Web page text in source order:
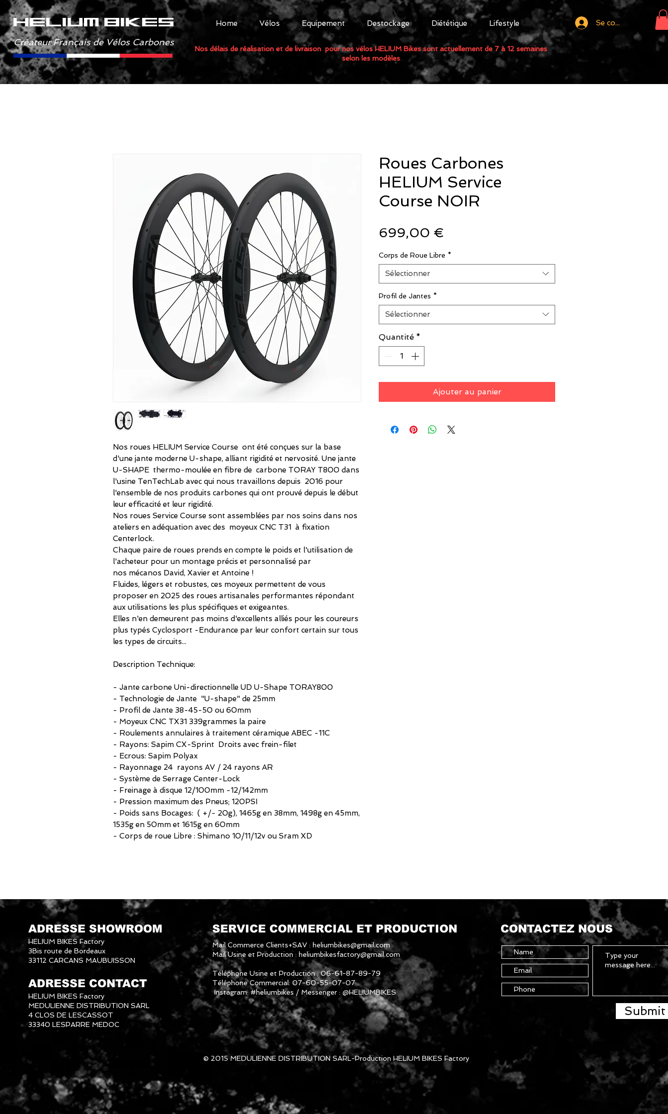
helium bikes Home Vélos Equipement Destockage Diététique Lifestyle
Créateur Français de Vélos Carbones
Nos délais de réalisation et de livraison pour nos vélos HELIUM Bikes sont actuellement de 7 à 12 semaines
selon les modèles
Se connecter
Nos roues HELIUM Service Course ont été conçues sur la base
d'une jante moderne U-shape, alliant rigidité et nervosité. Une jante
U-SHAPE thermo-moulée en fibre de carbone TORAY T800 dans
l'usine TenTechLab avec qui nous travaillons depuis 2016 pour
l'ensemble de nos produits carbones qui ont prouvé depuis le début
leur efficacité et leur rigidité.
Nos roues Service Course sont assemblées par nos soins dans nos
ateliers en adéquation avec des moyeux CNC T31 à fixation
Centerlock.
Chaque paire de roues prends en compte le poids et l'utilisation de
l'acheteur pour un montage précis et personnalisé par
nos mécanos David, Xavier et Antoine !
Fluides, légers et robustes, ces moyeux permettent de vous
proposer en 2025 des roues artisanales performantes répondant
aux utilisations les plus spécifiques et exigeantes.
Elles n'en demeurent pas moins d'excellents alliés pour les coureurs
plus typés Cyclosport -Endurance par leur confort certain sur tous
les types de circuits...
Description Technique:
- Jante carbone Uni-directionnelle UD U-Shape TORAY800
- Technologie de Jante "U-shape" de 25mm
- Profil de Jante 38-45-50 ou 60mm
- Moyeux CNC TX31 339grammes la paire
- Roulements annulaires à traitement céramique ABEC -11C
- Rayons: Sapim CX-Sprint Droits avec frein-filet
- Ecrous: Sapim Polyax
- Rayonnage 24 rayons AV / 24 rayons AR
- Système de Serrage Center-Lock
- Freinage à disque 12/100mm -12/142mm
- Pression maximum des Pneus; 120PSI
- Poids sans Bocages: ( +/- 20g), 1465g en 38mm, 1498g en 45mm,
1535g en 50mm et 1615g en 60mm
- Corps de roue Libre : Shimano 10/11/12v ou Sram XD
Roues Carbones
HELIUM Service
Course NOIR
699,00 €
Corps de Roue Libre *
Sélectionner
Profil de Jantes *
Sélectionner
Quantité *
Ajouter au panier
ADRESSE SHOWROOM
HELIUM BIKES Factory
3Bis route de Bordeaux
33112 CARCANS MAUBUISSON
ADRESSE CONTACT
HELIUM BIKES Factory
MEDULIENNE DISTRIBUTION SARL
4 CLOS DE LESCASSOT
33340 LESPARRE MEDOC
SERVICE COMMERCIAL ET PRODUCTION
Mail Commerce Clients+SAV : heliumbikes@gmail.com
Mail Usine et Production : heliumbikesfactory@gmail.com
Téléphone Usine et Production : 06-61-87-89-79
Téléphone Commercial: 07-60-55-07-07
Instagram: #heliumbikes / Messenger : @HELIUMBIKES
CONTACTEZ NOUS
Submit
© 2015 MEDULIENNE DISTRIBUTION SARL-Production HELIUM BIKES Factory